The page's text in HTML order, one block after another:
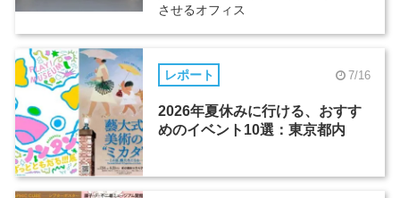
させるオフィス
レポート 7/16
2026年夏休みに行ける、おすす
めのイベント10選：東京都内